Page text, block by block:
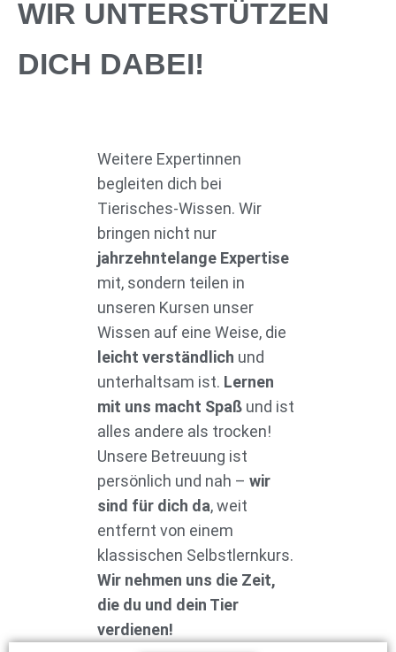
WIR UNTERSTÜTZEN
DICH DABEI!
Weitere Expertinnen
begleiten dich bei
Tierisches-Wissen. Wir
bringen nicht nur
jahrzehntelange Expertise
mit, sondern teilen in
unseren Kursen unser
Wissen auf eine Weise, die
leicht verständlich und
unterhaltsam ist. Lernen
mit uns macht Spaß und ist
alles andere als trocken!
Unsere Betreuung ist
persönlich und nah – wir
sind für dich da, weit
entfernt von einem
klassischen Selbstlernkurs.
Wir nehmen uns die Zeit,
die du und dein Tier
verdienen!